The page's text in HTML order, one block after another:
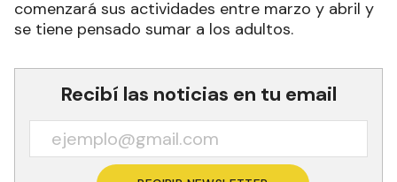
lecturas que les interesaban, entre los cuales
están los cuentos fantásticos, de duendes, de
fue un aprendizaje en conjunto”.
Por último, anticipó que el año que viene el Club
se tiene pensado sumar a los adultos.